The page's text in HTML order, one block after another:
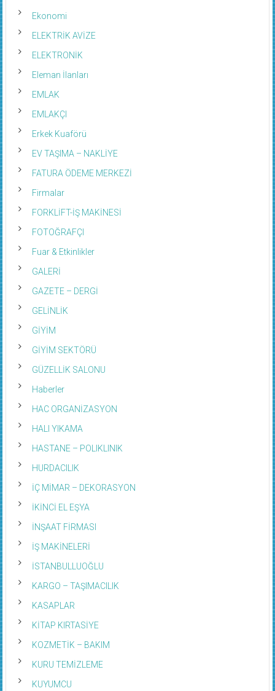
Ekonomi
ELEKTRİK AVİZE
ELEKTRONİK
Eleman İlanları
EMLAK
EMLAKÇI
Erkek Kuaförü
EV TAŞIMA – NAKLİYE
FATURA ÖDEME MERKEZİ
Firmalar
FORKLİFT-İŞ MAKİNESİ
FOTOĞRAFÇI
Fuar & Etkinlikler
GALERİ
GAZETE – DERGİ
GELİNLİK
GİYİM
GİYİM SEKTÖRÜ
GÜZELLİK SALONU
Haberler
HAC ORGANİZASYON
HALI YIKAMA
HASTANE – POLIKLINIK
HURDACILIK
İÇ MİMAR – DEKORASYON
İKİNCİ EL EŞYA
İNŞAAT FİRMASI
İŞ MAKİNELERİ
İSTANBULLUOĞLU
KARGO – TAŞIMACILIK
KASAPLAR
KİTAP KIRTASİYE
KOZMETİK – BAKIM
KURU TEMİZLEME
KUYUMCU